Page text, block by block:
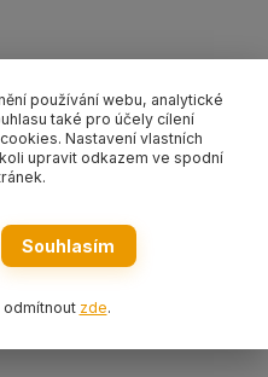
používání webu, analytické
také pro účely cílení
Nastavení vlastních
upravit odkazem ve spodní
Souhlasím
odmítnout zde.